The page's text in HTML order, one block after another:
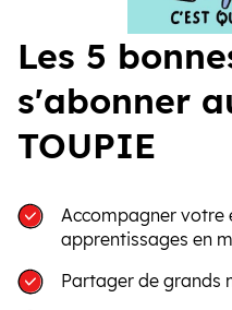
Les 5
s'abonner
TOUPIE
Accompagner votre
apprentissages en
Partager de grands